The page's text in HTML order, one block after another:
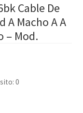
Cable De
A Macho A A
– Mod.
0